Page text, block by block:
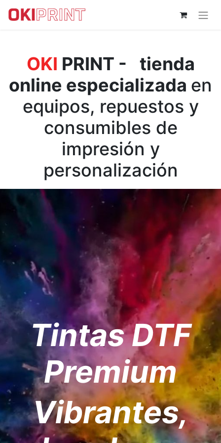
OKI PRINT -
tienda
online especializada en
equipos, repuestos y
consumibles de
impresión y
personalización
Tintas DTF
Premium
Vibrantes,